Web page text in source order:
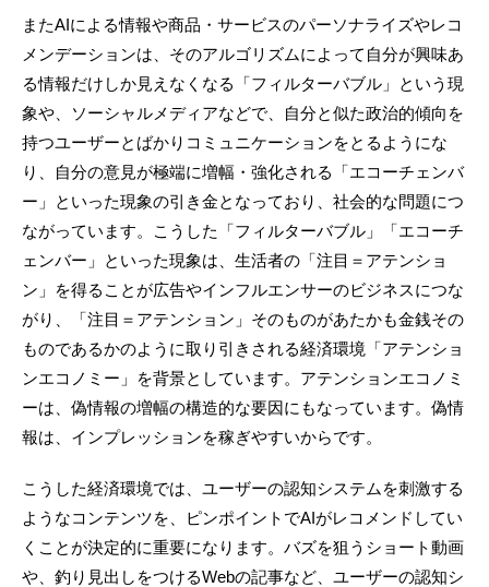
またAIによる情報や商品・サービスのパーソナライズやレコ
メンデーションは、そのアルゴリズムによって自分が興味あ
る情報だけしか見えなくなる「フィルターバブル」という現
象や、ソーシャルメディアなどで、自分と似た政治的傾向を
持つユーザーとばかりコミュニケーションをとるようにな
り、自分の意見が極端に増幅・強化される「エコーチェンバ
ー」といった現象の引き金となっており、社会的な問題につ
ながっています。こうした「フィルターバブル」「エコーチ
ェンバー」といった現象は、生活者の「注目＝アテンショ
ン」を得ることが広告やインフルエンサーのビジネスにつな
がり、「注目＝アテンション」そのものがあたかも金銭その
ものであるかのように取り引きされる経済環境「アテンショ
ンエコノミー」を背景としています。アテンションエコノミ
ーは、偽情報の増幅の構造的な要因にもなっています。偽情
報は、インプレッションを稼ぎやすいからです。
こうした経済環境では、ユーザーの認知システムを刺激する
ようなコンテンツを、ピンポイントでAIがレコメンドしてい
くことが決定的に重要になります。バズを狙うショート動画
や、釣り見出しをつけるWebの記事など、ユーザーの認知シ